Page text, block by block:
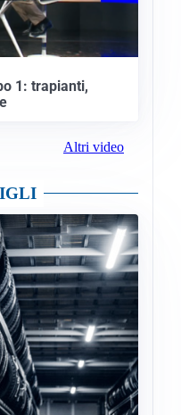
1: trapianti,
Altri video